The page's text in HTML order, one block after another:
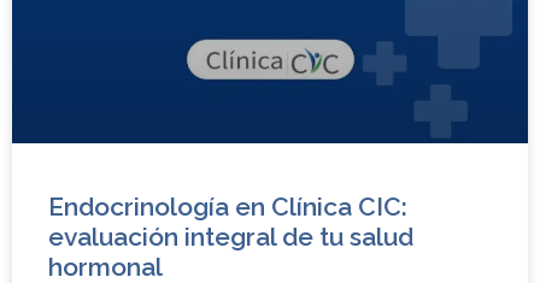
Endocrinología en Clínica CIC:
evaluación integral de tu salud
hormonal